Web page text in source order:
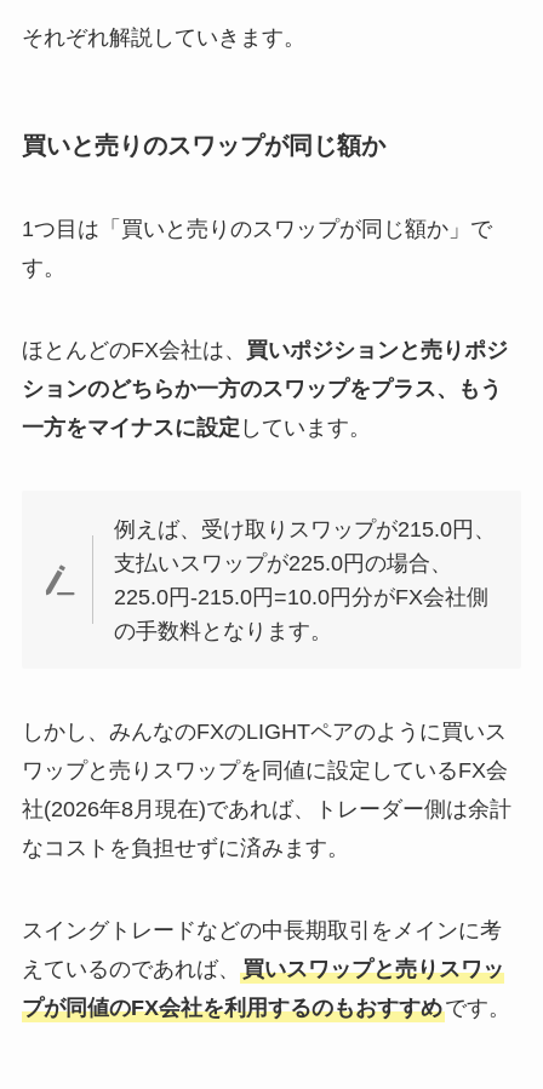
それぞれ解説していきます。
買いと売りのスワップが同じ額か
1つ目は「買いと売りのスワップが同じ額か」で
す。
ほとんどのFX会社は、 買いポジションと売りポジ
ションのどちらか一方のスワップをプラス、もう
一方をマイナスに設定 しています。
例えば、受け取りスワップが215.0円、
支払いスワップが225.0円の場合、
225.0円-215.0円=10.0円分がFX会社側
の手数料となります。
しかし、みんなのFXのLIGHTペアのように買いス
ワップと売りスワップを同値に設定しているFX会
社(2026年8月現在)であれば、トレーダー側は余計
なコストを負担せずに済みます。
スイングトレードなどの中長期取引をメインに考
えているのであれば、 買いスワップと売りスワッ
プが同値のFX会社を利用するのもおすすめです。